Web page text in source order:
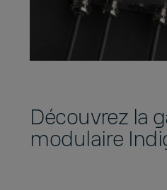
Découvrez la
modulaire